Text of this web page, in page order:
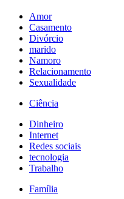
Amor
Casamento
Divórcio
marido
Namoro
Relacionamento
Sexualidade
Ciência
Dinheiro
Internet
Redes sociais
tecnologia
Trabalho
Família